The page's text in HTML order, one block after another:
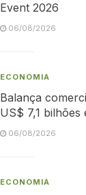
Event 2026
06/08/2026
ECONOMIA
Balança
US$ 7,1 bilhões
06/08/2026
ECONOMIA